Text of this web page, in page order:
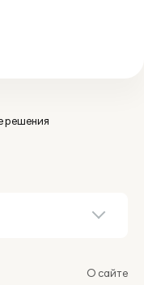
решения
О сайте